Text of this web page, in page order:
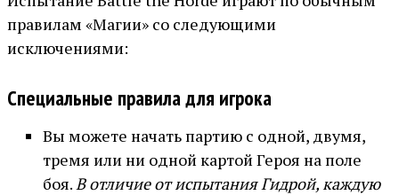
правилам «Магии» со следующими
исключениями:
Специальные правила для игрока
Вы можете начать партию с одной, двумя,
тремя или ни одной картой Героя на поле
боя.В отличие от испытания Гидрой, каждую